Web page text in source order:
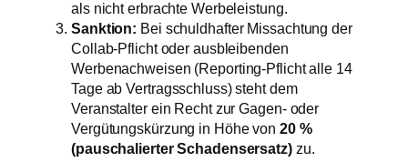
als nicht erbrachte Werbeleistung.
Sanktion: Bei schuldhafter Missachtung der
Collab-Pflicht oder ausbleibenden
Werbenachweisen (Reporting-Pflicht alle 14
Tage ab Vertragsschluss) steht dem
Veranstalter ein Recht zur Gagen- oder
Vergütungskürzung in Höhe von 20 %
(pauschalierter Schadensersatz)zu.